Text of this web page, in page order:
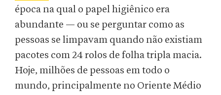
época na qual o papel higiênico era
abundante — ou se perguntar como as
pessoas se limpavam quando não existiam
pacotes com 24 rolos de folha tripla macia.
Hoje, milhões de pessoas em todo o
mundo, principalmente no Oriente Médio